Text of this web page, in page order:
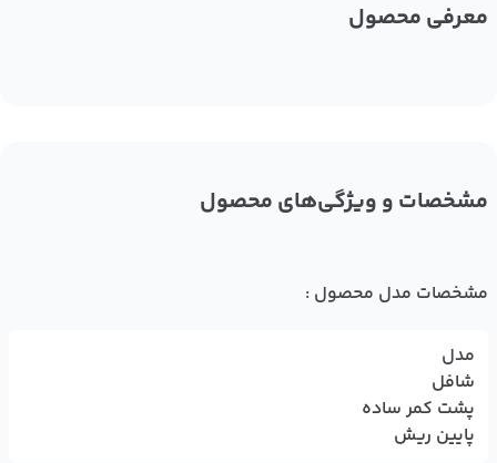
معرفی محصول
مشخصات و ویژگی‌های محصول
مشخصات مدل محصول :
مدل
شافل
پشت کمر ساده
پایین ریش